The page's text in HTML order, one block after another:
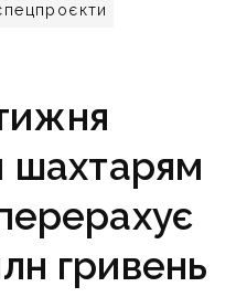
шахтарям
гривень